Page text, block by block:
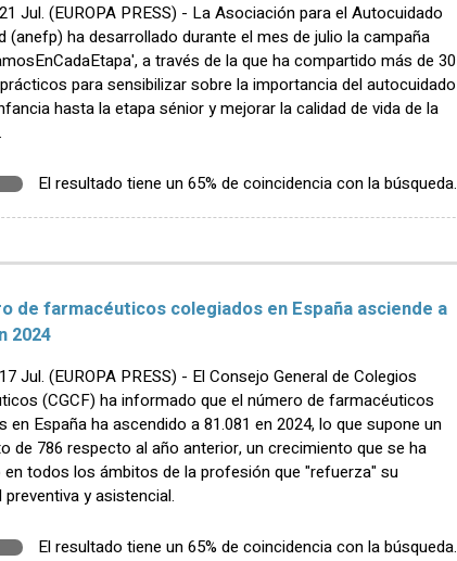
Jul. (EUROPA PRESS) - La Asociación para el Autocuidado
(anefp) ha desarrollado durante el mes de julio la campaña
a través de la que ha compartido más de 30
para sensibilizar sobre la importancia del autocuidado
hasta la etapa sénior y mejorar la calidad de vida de la
El resultado tiene un 65% de coincidencia con la búsqueda.
de farmacéuticos colegiados en España asciende a
2024
Jul. (EUROPA PRESS) - El Consejo General de Colegios
(CGCF) ha informado que el número de farmacéuticos
en España ha ascendido a 81.081 en 2024, lo que supone un
de 786 respecto al año anterior, un crecimiento que se ha
en todos los ámbitos de la profesión que "refuerza" su
preventiva y asistencial.
El resultado tiene un 65% de coincidencia con la búsqueda.